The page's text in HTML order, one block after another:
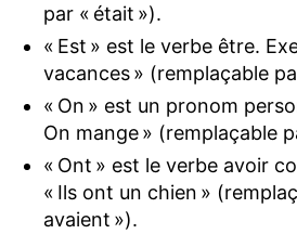
par « était »).
« Est » est le verbe être.
vacances » (remplaçable
« On » est un pronom
On mange » (remplaçable
« Ont » est le verbe avoir
« Ils ont un chien »
avaient »).